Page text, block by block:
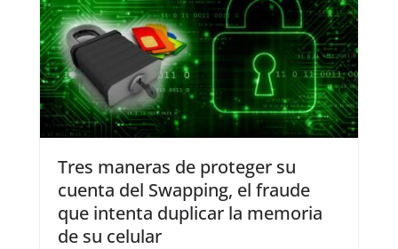
Tres maneras de proteger su
cuenta del Swapping, el fraude
que intenta duplicar la memoria
de su celular